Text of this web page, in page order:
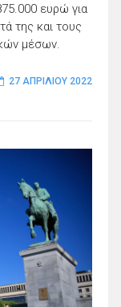
ευρώ για
της και τους
μέσων.
27 ΑΠΡΙΛΊΟΥ 2022